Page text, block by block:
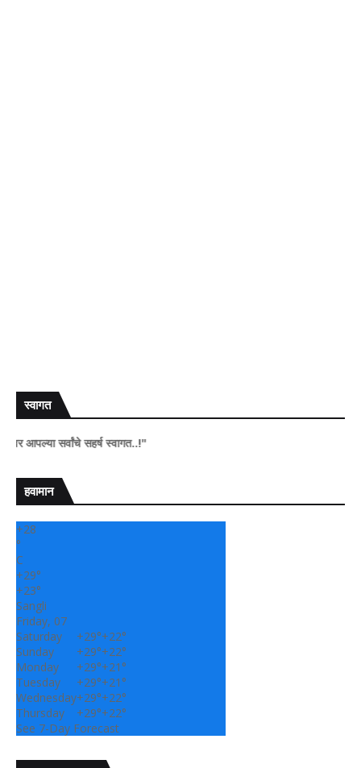
स्वागत
सहर्ष स्वागत..!"
हवामान
+28
°
C
+29°
+23°
Sangli
Friday, 07
Saturday
+29°+22°
Sunday
+29°+22°
Monday
+29°+21°
Tuesday
+29°+21°
Wednesday+29°+22°
Thursday
+29°+22°
See 7-Day Forecast